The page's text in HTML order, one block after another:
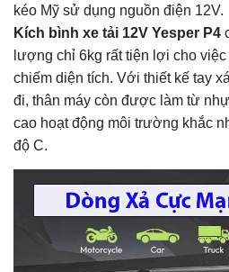
kéo Mỹ sử dụng nguồn điện 12V.
Kích bình xe tải 12V Yesper P4
lượng chỉ 6kg rất tiện lợi cho
chiếm diện tích. Với thiết kế tay
đi, thân máy còn được làm từ
cao hoạt động môi trường khắc
độ C.